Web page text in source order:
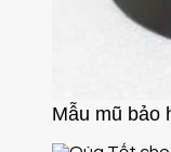
Mẫu mũ bảo